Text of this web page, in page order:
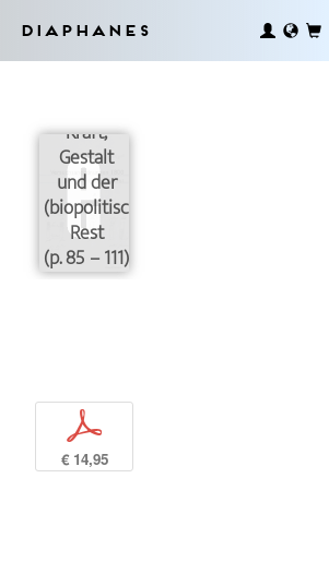
Diaphanes
Kraft,
Gestalt
und der
(biopolitische)
Rest
(p. 85 – 111)
p
€ 14,95